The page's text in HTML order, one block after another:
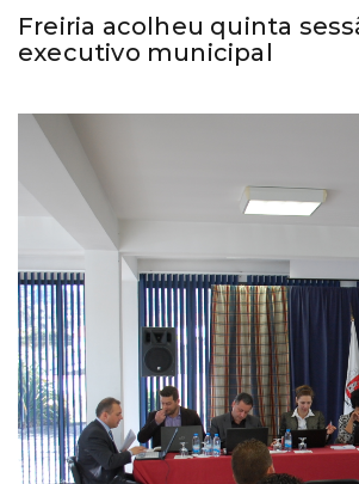
Freiria acolheu quinta
executivo municipal